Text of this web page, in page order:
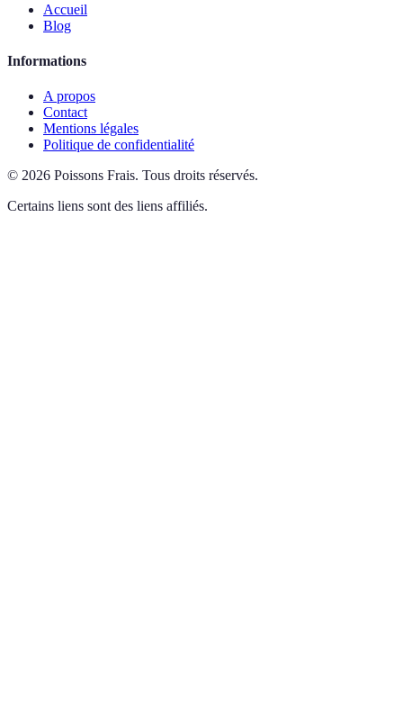
Accueil
Blog
Informations
A propos
Contact
Mentions légales
Politique de confidentialité
© 2026 Poissons Frais. Tous droits réservés.
Certains liens sont des liens affiliés.